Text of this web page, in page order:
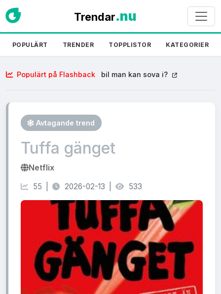
Trendar.nu
POPULÄRT TRENDER TOPPLISTOR KATEGORIER
Populärt på Flashback bil man kan sova i?
Avtagande trend
Tuffa gänget
Netflix
55 | 2026-02-13 | 533